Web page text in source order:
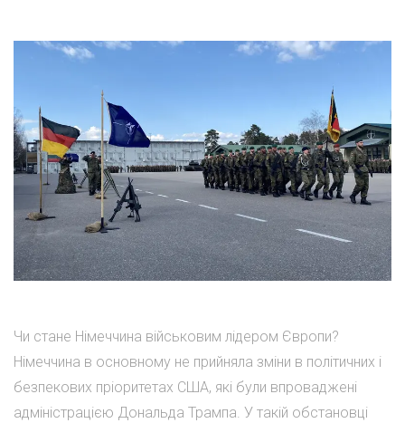
Чи стане Німеччина військовим лідером Європи?
Німеччина в основному не прийняла зміни в політичних і
безпекових пріоритетах США, які були впроваджені
адміністрацією Дональда Трампа. У такій обстановці